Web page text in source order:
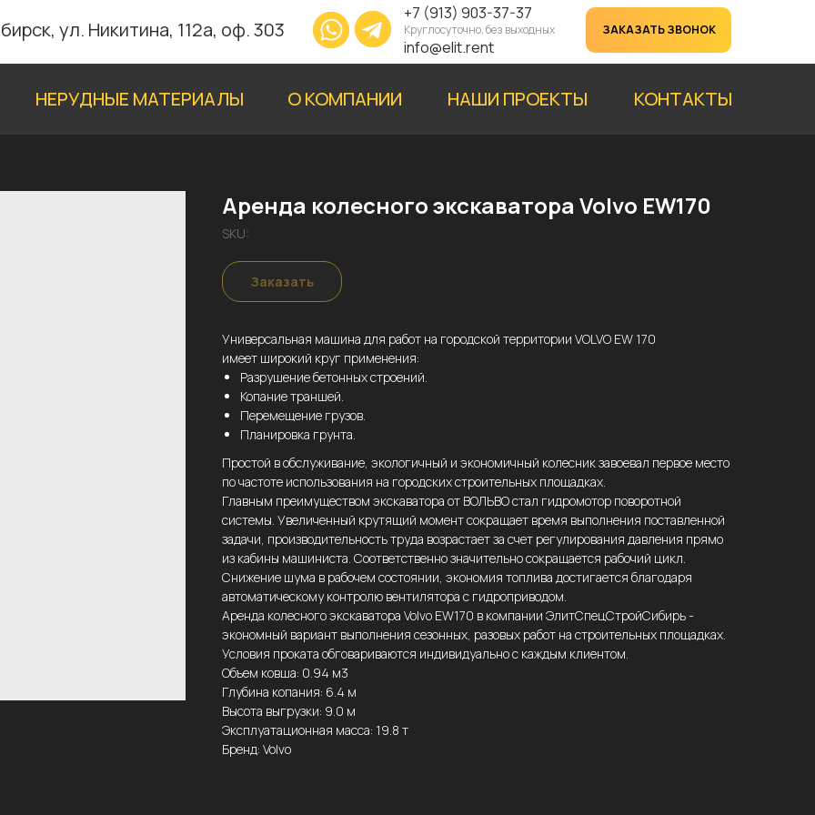
ул. Никитина, 112а, оф. 303 Круглосуточно, без выходных
info@elit.rent
+7 (913) 903-37-37
ЗАКАЗАТЬ ЗВОНОК
КОНТАКТЫ
НАШИ ПРОЕКТЫ
О КОМПАНИИ
НЕРУДНЫЕ МАТЕРИАЛЫ
Аренда колесного экскаватора Volvo EW170
SKU:
Заказать
Универсальная машина для работ на городской территории VOLVO EW 170
имеет широкий круг применения:
Разрушение бетонных строений.
Копание траншей.
Перемещение грузов.
Планировка грунта.
Простой в обслуживание, экологичный и экономичный колесник завоевал первое место
по частоте использования на городских строительных площадках.
Главным преимуществом экскаватора от ВОЛЬВО стал гидромотор поворотной
системы. Увеличенный крутящий момент сокращает время выполнения поставленной
задачи, производительность труда возрастает за счет регулирования давления прямо
из кабины машиниста. Соответственно значительно сокращается рабочий цикл.
Снижение шума в рабочем состоянии, экономия топлива достигается благодаря
автоматическому контролю вентилятора с гидроприводом.
Аренда колесного экскаватора Volvo EW170 в компании ЭлитСпецСтройСибирь -
экономный вариант выполнения сезонных, разовых работ на строительных площадках.
Условия проката обговариваются индивидуально с каждым клиентом.
Объем ковша: 0.94 м3
Глубина копания: 6.4 м
Высота выгрузки: 9.0 м
Эксплуатационная масса: 19.8 т
Бренд: Volvo